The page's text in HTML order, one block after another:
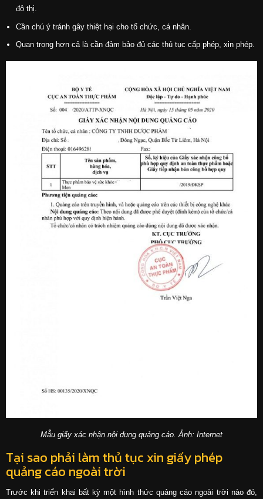
đô thị.
Cần chú ý tránh gây thiệt hại cho tổ chức, cá nhân.
Quan trọng hơn cả là cần đảm bảo đủ các thủ tục cấp phép, xin phép.
Mẫu giấy xác nhận nội dung quảng cáo. Ảnh: Internet
Tại sao phải làm thủ tục xin giấy phép
quảng cáo ngoài trời
Trước khi triển khai bất kỳ một hình thức quảng cáo ngoài trời nào đó,